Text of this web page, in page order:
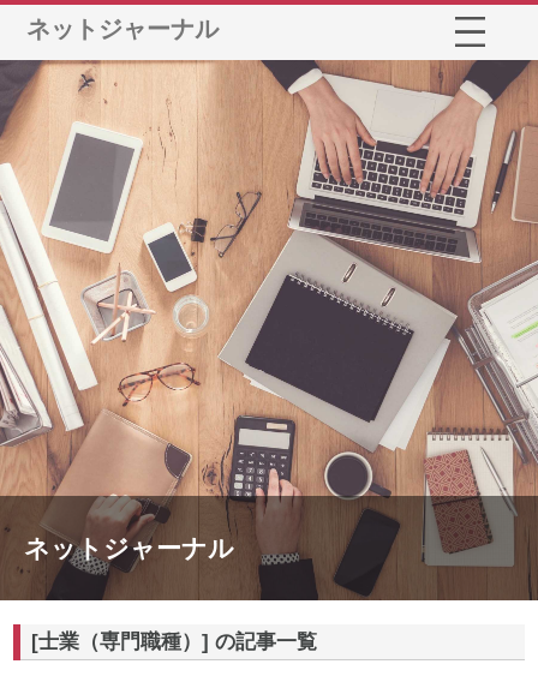
ネットジャーナル
ネットジャーナル
[士業（専門職種）] の記事一覧